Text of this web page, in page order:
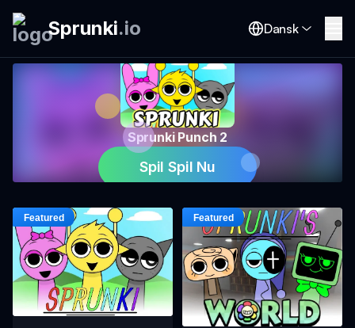
Sprunki.io Dansk
Sprunki Punch 2
Spil Spil Nu